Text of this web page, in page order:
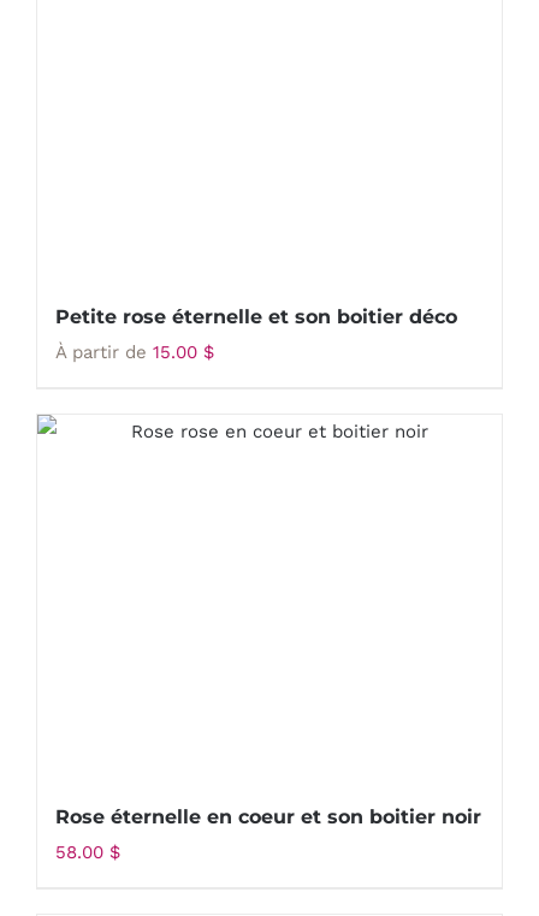
Petite rose éternelle et son boitier déco
À partir de 15.00 $
Rose éternelle en coeur et son boitier noir
58.00 $